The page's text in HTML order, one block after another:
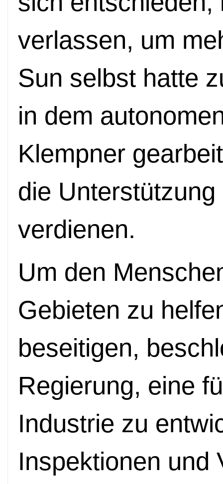
verlassen, um
Sun selbst hatte
in dem
Klempner
die Unterstützung
verdienen.
Um den
Gebieten zu
beseitigen,
Regierung, eine fü
Industrie zu
Inspektionen und